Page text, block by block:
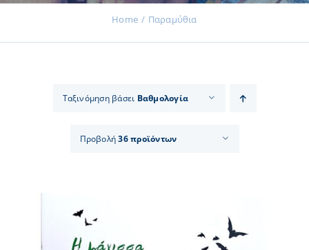
Επικοινωνία
Home Παραμύθια
Ταξινόμηση βάσει Βαθμολογία
Προβολή36 προϊόντων